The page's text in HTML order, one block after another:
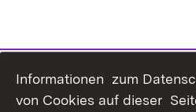
Inhaltsübersicht
Informationen zum
von Cookies auf dieser